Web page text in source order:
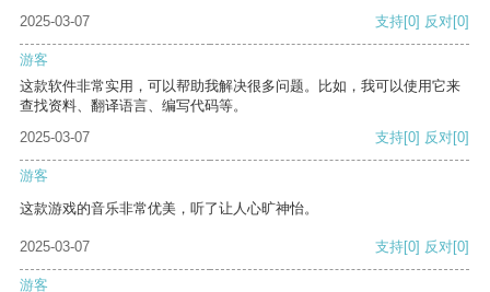
2025-03-07
支持[0] 反对[0]
游客
这款软件非常实用，可以帮助我解决很多问题。比如，我可以使用它来
查找资料、翻译语言、编写代码等。
2025-03-07
支持[0] 反对[0]
游客
这款游戏的音乐非常优美，听了让人心旷神怡。
2025-03-07 支持[0] 反对[0]
游客